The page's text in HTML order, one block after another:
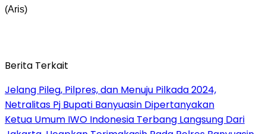
(Aris)
Berita Terkait
Jelang Pileg, Pilpres, dan Menuju Pilkada 2024,
Netralitas Pj Bupati Banyuasin Dipertanyakan
Ketua Umum IWO Indonesia Terbang Langsung Dari